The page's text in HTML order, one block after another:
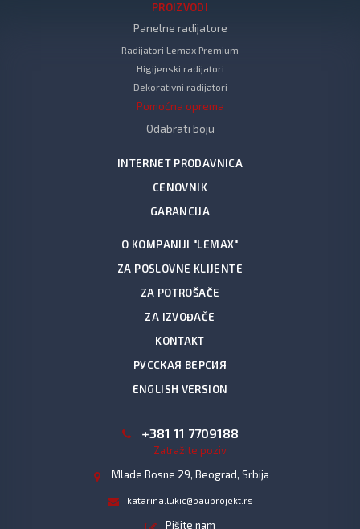
PROIZVODI
Panelne radijatore
Radijatori Lemax Premium
Higijenski radijatori
Dekorativni radijatori
Pomoćna oprema
Odabrati boju
INTERNET PRODAVNICA
CENOVNIK
GARANCIJA
O KOMPANIJI "LEMAX"
ZA POSLOVNE KLIJENTE
ZA POTROŠAČE
ZA IZVOĐAČE
KONTAKT
РУССКАЯ ВЕРСИЯ
ENGLISH VERSION
+381 11 7709188
Zatražite poziv
Mlade Bosne 29, Beograd, Srbija
katarina.lukic@bauprojekt.rs
Pišite nam